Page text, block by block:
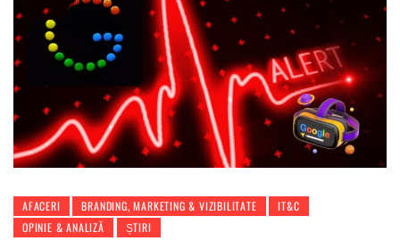
AFACERI BRANDING, MARKETING & VIZIBILITATE
IT&C
OPINIE & ANALIZĂ
ȘTIRI